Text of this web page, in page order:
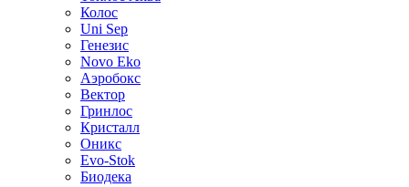
Колос
Uni Sep
Генезис
Novo Eko
Аэробокс
Вектор
Гринлос
Кристалл
Оникс
Evo-Stok
Биодека